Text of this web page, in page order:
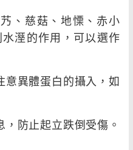
慈菇、地慄、赤小
溼的作用，可以選作
異體蛋白的攝入，如
防止起立跌倒受傷。